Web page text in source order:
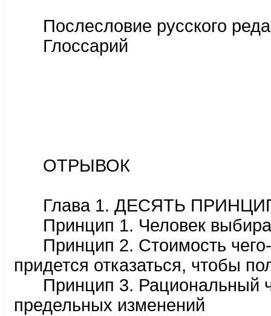
Послесловие русского
Глоссарий
ОТРЫВОК
Глава 1. ДЕСЯТЬ
Принцип 1. Человек
Принцип 2. Стоимость чего-
придется отказаться, чтобы
Принцип 3. Рациональный
предельных изменений